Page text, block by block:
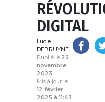
DIGITAL
Lucie
DEBRUYNE
Publié le 22
novembre
2023
Mis à jour le
12 février
2025 à 11:43